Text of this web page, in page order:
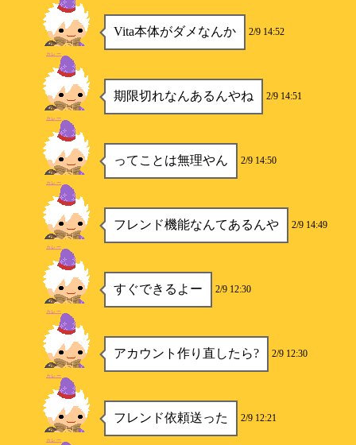
Vita本体がダメなんか 2/9 14:52
カレー
期限切れなんあるんやね 2/9 14:51
カレー
ってことは無理やん 2/9 14:50
カレー
フレンド機能なんてあるんや 2/9 14:49
カレー
すぐできるよー 2/9 12:30
カレー
アカウント作り直したら? 2/9 12:30
カレー
フレンド依頼送った 2/9 12:21
カレー